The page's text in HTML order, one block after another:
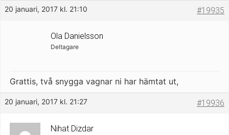
20 januari, 2017 kl. 21:10 #19935
Ola Danielsson
Deltagare
Grattis, två snygga vagnar ni har hämtat ut,
20 januari, 2017 kl. 21:27 #19936
Nihat Dizdar